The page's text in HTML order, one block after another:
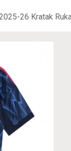
26 Kratak